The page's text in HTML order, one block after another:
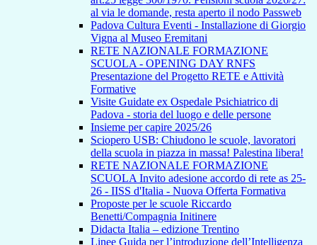
al via le domande, resta aperto il nodo Passweb
Padova Cultura Eventi - Installazione di Giorgio
Vigna al Museo Eremitani
RETE NAZIONALE FORMAZIONE
SCUOLA - OPENING DAY RNFS
Presentazione del Progetto RETE e Attività
Formative
Visite Guidate ex Ospedale Psichiatrico di
Padova - storia del luogo e delle persone
Insieme per capire 2025/26
Sciopero USB: Chiudono le scuole, lavoratori
della scuola in piazza in massa! Palestina libera!
RETE NAZIONALE FORMAZIONE
SCUOLA Invito adesione accordo di rete as 25-
26 - IISS d'Italia - Nuova Offerta Formativa
Proposte per le scuole Riccardo
Benetti/Compagnia Initinere
Didacta Italia – edizione Trentino
Linee Guida per l’introduzione dell’Intelligenza